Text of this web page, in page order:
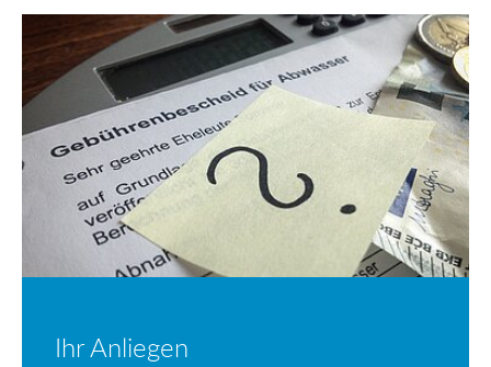
Ihr Anliegen